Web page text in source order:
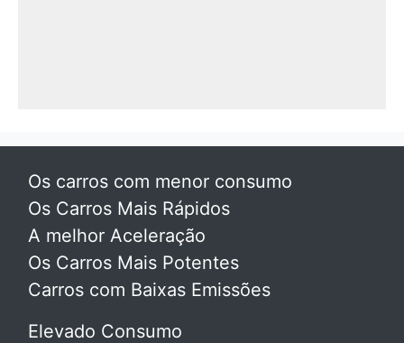
Os carros com menor consumo
Os Carros Mais Rápidos
A melhor Aceleração
Os Carros Mais Potentes
Carros com Baixas Emissões
Elevado Consumo